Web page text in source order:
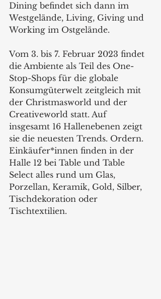
Dining befindet sich dann im
Westgelände, Living, Giving und
Working im Ostgelände.
Vom 3. bis 7. Februar 2023 findet
die Ambiente als Teil des One-
Stop-Shops für die globale
Konsumgüterwelt zeitgleich mit
der Christmasworld und der
Creativeworld statt. Auf
insgesamt 16 Hallenebenen zeigt
sie die neuesten Trends. Ordern.
Einkäufer*innen finden in der
Halle 12 bei Table und Table
Select alles rund um Glas,
Porzellan, Keramik, Gold, Silber,
Tischdekoration oder
Tischtextilien.